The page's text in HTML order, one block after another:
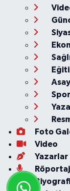
Spor
Foto
Video
Yazarlar
Röportaj
Biyografi